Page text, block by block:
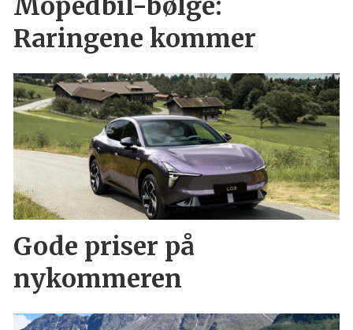
Raringene kommer
Gode priser på
nykommeren